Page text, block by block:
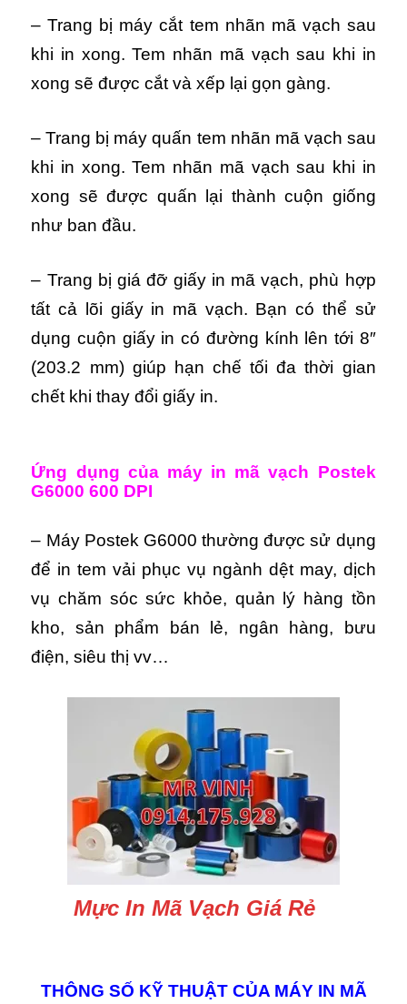
– Trang bị máy cắt tem nhãn mã vạch sau
khi in xong. Tem nhãn mã vạch sau khi in
xong sẽ được cắt và xếp lại gọn gàng.
– Trang bị máy quấn tem nhãn mã vạch sau
khi in xong. Tem nhãn mã vạch sau khi in
xong sẽ được quấn lại thành cuộn giống
như ban đầu.
– Trang bị giá đỡ giấy in mã vạch, phù hợp
tất cả lõi giấy in mã vạch. Bạn có thể sử
dụng cuộn giấy in có đường kính lên tới 8″
(203.2 mm) giúp hạn chế tối đa thời gian
chết khi thay đổi giấy in.
Ứng dụng của máy in mã vạch Postek
G6000 600 DPI
– Máy Postek G6000 thường được sử dụng
để in tem vải phục vụ ngành dệt may, dịch
vụ chăm sóc sức khỏe, quản lý hàng tồn
kho, sản phẩm bán lẻ, ngân hàng, bưu
điện, siêu thị vv…
Mực In Mã Vạch Giá Rẻ
THÔNG SỐ KỸ THUẬT CỦA MÁY IN MÃ